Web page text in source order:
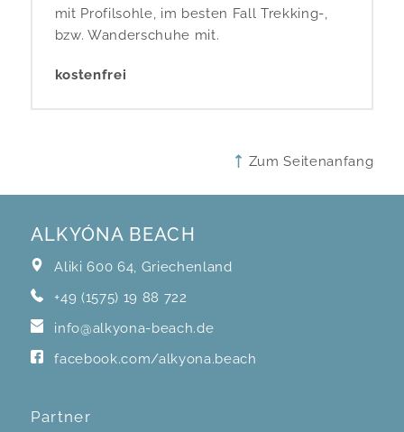
mit Profilsohle, im besten Fall Trekking-,
bzw. Wanderschuhe mit.
kostenfrei
Zum Seitenanfang
ALKYÓNA BEACH
Aliki 600 64, Griechenland
+49 (1575) 19 88 722
info@alkyona-beach.de
facebook.com/alkyona.beach
Partner